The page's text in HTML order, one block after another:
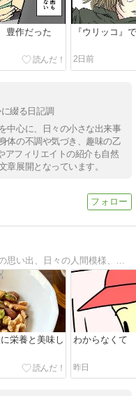
豊作だった 『ウリッコ』
2日前
綴る日記調
中心に、日々の小さな出来事
体の不調や気づき、趣味の乙
アフィリエイトの紹介も自然
章展開となっています。
に栄養と美味し
わからなくて
昨日